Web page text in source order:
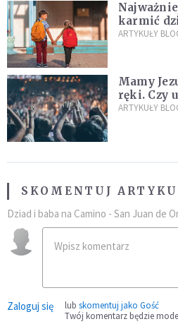
karmić
ARTYKUŁY
Mamy
ręki. Czy
ARTYKUŁY
SKOMENTUJ
Dziad i baba na Camino - San Juan de
Zaloguj się lub skomentuj jako Gość
Twój komentarz będzie